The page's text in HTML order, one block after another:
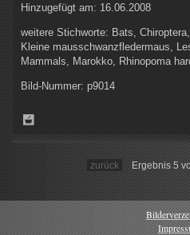
Hinzugefügt am: 16.06.2008
weitere Stichworte: Bats,
Kleine mausschwanzfledermaus,
Mammals, Marokko, Rhinopoma
Bild-Nummer: p9014
zurück Ergebnis 5